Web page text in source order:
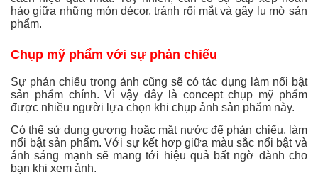
hảo giữa những món décor, tránh rối mắt và gây lu mờ sản
phẩm.
Chụp mỹ phẩm với sự phản chiếu
Sự phản chiếu trong ảnh cũng sẽ có tác dụng làm nổi bật
sản phẩm chính. Vì vậy đây là concept chụp mỹ phẩm
được nhiều người lựa chọn khi chụp ảnh sản phẩm này.
Có thể sử dụng gương hoặc mặt nước để phản chiếu, làm
nổi bật sản phẩm. Với sự kết hơp giữa màu sắc nổi bật và
ánh sáng mạnh sẽ mang tới hiệu quả bất ngờ dành cho
bạn khi xem ảnh.